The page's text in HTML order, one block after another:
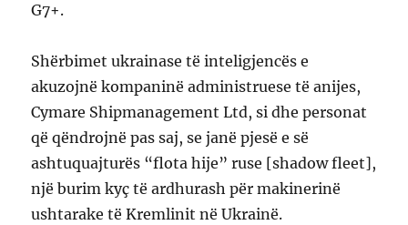
G7+.
Shërbimet ukrainase të inteligjencës e
akuzojnë kompaninë administruese të anijes,
Cymare Shipmanagement Ltd, si dhe personat
që qëndrojnë pas saj, se janë pjesë e së
ashtuquajturës “flota hije” ruse [shadow fleet],
një burim kyç të ardhurash për makinerinë
ushtarake të Kremlinit në Ukrainë.